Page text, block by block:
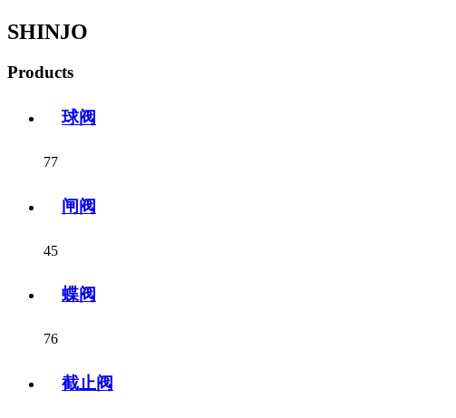
SHINJO
Products
球阀
77
闸阀
45
蝶阀
76
截止阀